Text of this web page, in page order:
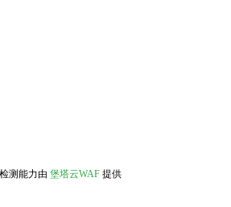
测能力由 堡塔云WAF 提供